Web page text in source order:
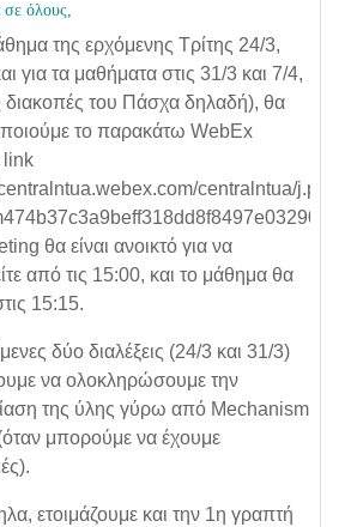
όλους,
της ερχόμενης Τρίτης 24/3,
για τα μαθήματα στις 31/3 και 7/4,
διακοπές του Πάσχα δηλαδή), θα
το παρακάτω WebEx
link
centralntua/j.php?
θα είναι ανοικτό για να
από τις 15:00, και το μάθημα θα
15:15.
δύο διαλέξεις (24/3 και 31/3)
να ολοκληρώσουμε την
της ύλης γύρω από Mechanism
μπορούμε να έχουμε
ετοιμάζουμε και την 1η γραπτή